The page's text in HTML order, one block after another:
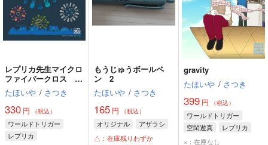
レプリカ先生マイクロ
ファイバークロス
C107
たほいや / さつき
330 円 （税込）
ワールドトリガー
レプリカ
もうじゅうボールペ
ン 2
たほいや / さつき
165 円 （税込）
オリジナル
アザラシ
△：在庫残りわずか
gravity
たほいや / さつき
399円 （税込）
ワールドトリガー
空閑遊真
レプリカ
エネドラッド
×：在庫なし